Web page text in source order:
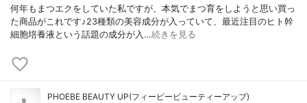
何年もまつエクをしていた私ですが、本気でまつ育をしようと思い買っ
た商品がこれです♪23種類の美容成分が入っていて、最近注目のヒト幹
細胞培養液という話題の成分が入…続きを見る
PHOEBE BEAUTY UP(フィービービューティーアップ)